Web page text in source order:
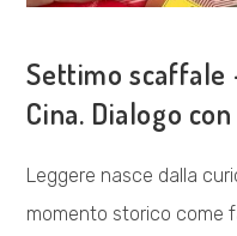
Settimo scaffale
Cina. Dialogo
Leggere nasce dalla
momento storico come